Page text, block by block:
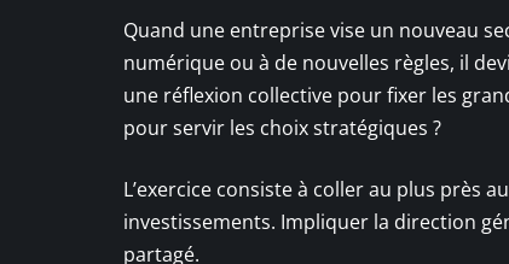
Quand une entreprise vise un nouveau
numérique ou à de nouvelles règles, il
une réflexion collective pour fixer les
pour servir les choix stratégiques ?
L’exercice consiste à coller au plus près
investissements. Impliquer la direction
partagé.